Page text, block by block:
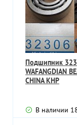
Подшипник
WAFANGDIAN
CHINA КНР
В наличии